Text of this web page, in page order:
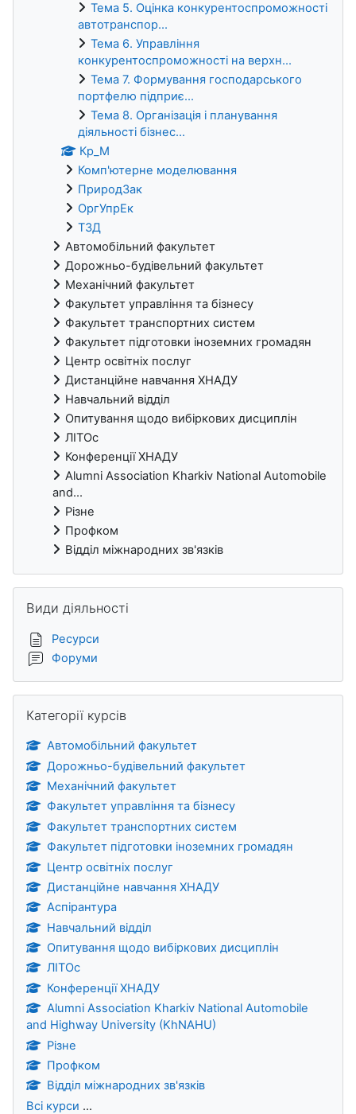
Тема 5. Оцінка конкурентоспроможності
автотранспор...
Тема 6. Управління
конкурентоспроможності на верхн...
Тема 7. Формування господарського
портфелю підприє...
Тема 8. Організація і планування
діяльності бізнес...
Кр_М
Комп'ютерне моделювання
ПриродЗак
ОргУпрЕк
ТЗД
Автомобільний факультет
Дорожньо-будівельний факультет
Механічний факультет
Факультет управління та бізнесу
Факультет транспортних систем
Факультет підготовки іноземних громадян
Центр освітніх послуг
Дистанційне навчання ХНАДУ
Навчальний відділ
Опитування щодо вибіркових дисциплін
ЛІТОс
Конференції ХНАДУ
Alumni Association Kharkiv National Automobile
and...
Різне
Профком
Відділ міжнародних зв'язків
Види діяльності
Ресурси
Форуми
Категорії курсів
Автомобільний факультет
Дорожньо-будівельний факультет
Механічний факультет
Факультет управління та бізнесу
Факультет транспортних систем
Факультет підготовки іноземних громадян
Центр освітніх послуг
Дистанційне навчання ХНАДУ
Аспірантура
Навчальний відділ
Опитування щодо вибіркових дисциплін
ЛІТОс
Конференції ХНАДУ
Alumni Association Kharkiv National Automobile
and Highway University (KhNAHU)
Різне
Профком
Відділ міжнародних зв'язків
Всі курси ...